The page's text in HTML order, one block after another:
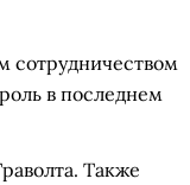
сотрудничеством
в последнем
Также